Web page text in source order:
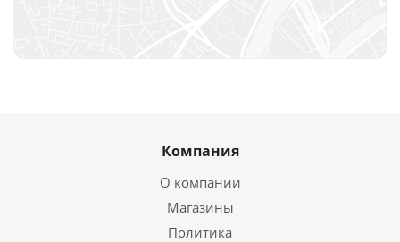
Компания
О компании
Магазины
Политика